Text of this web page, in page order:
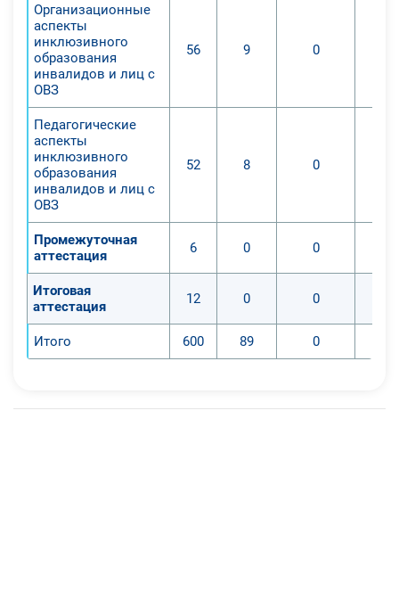
Организационные
аспекты
инклюзивного
образования
инвалидов и лиц с
ОВЗ
56 9 0
Педагогические
аспекты
инклюзивного
образования
инвалидов и лиц с
ОВЗ
52 8 0
Промежуточная
аттестация
6 0 0
Итоговая
аттестация
12 0 0
Итого 600 89 0